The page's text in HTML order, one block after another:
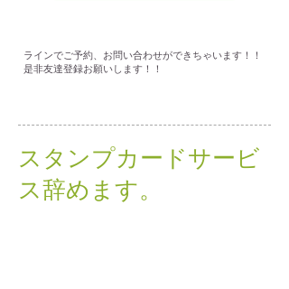
ラインでご予約、お問い合わせができちゃいます！！
是非友達登録お願いします！！
スタンプカードサービ
ス辞めます。